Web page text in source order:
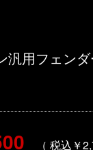
汎用フェン
（ 税込￥